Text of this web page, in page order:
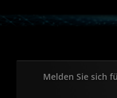
Melden Sie sich